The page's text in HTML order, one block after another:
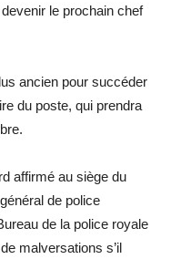
le prochain chef
ancien pour succéder
du poste, qui prendra
affirmé au siège du
de police
de la police royale
malversations s’il